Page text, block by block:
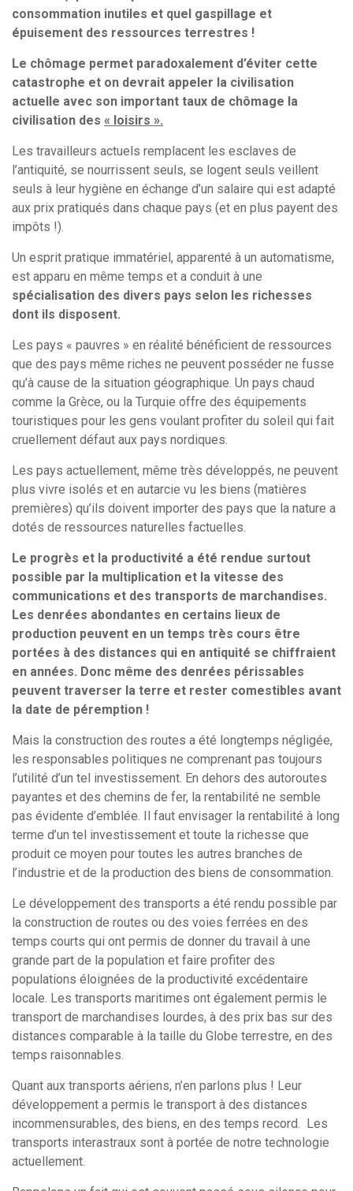
consommation inutiles et quel gaspillage et
épuisement des ressources terrestres !
Le chômage permet paradoxalement d’éviter cette
catastrophe et on devrait appeler la civilisation
actuelle avec son important taux de chômage la
civilisation des « loisirs ».
Les travailleurs actuels remplacent les esclaves de
l’antiquité, se nourrissent seuls, se logent seuls veillent
seuls à leur hygiène en échange d’un salaire qui est adapté
aux prix pratiqués dans chaque pays (et en plus payent des
impôts !).
Un esprit pratique immatériel, apparenté à un automatisme,
est apparu en même temps et a conduit à une
spécialisation des divers pays selon les richesses
dont ils disposent.
Les pays « pauvres » en réalité bénéficient de ressources
que des pays même riches ne peuvent posséder ne fusse
qu’à cause de la situation géographique. Un pays chaud
comme la Grèce, ou la Turquie offre des équipements
touristiques pour les gens voulant profiter du soleil qui fait
cruellement défaut aux pays nordiques.
Les pays actuellement, même très développés, ne peuvent
plus vivre isolés et en autarcie vu les biens (matières
premières) qu’ils doivent importer des pays que la nature a
dotés de ressources naturelles factuelles.
Le progrès et la productivité a été rendue surtout
possible par la multiplication et la vitesse des
communications et des transports de marchandises.
Les denrées abondantes en certains lieux de
production peuvent en un temps très cours être
portées à des distances qui en antiquité se chiffraient
en années. Donc même des denrées périssables
peuvent traverser la terre et rester comestibles avant
la date de péremption !
Mais la construction des routes a été longtemps négligée,
les responsables politiques ne comprenant pas toujours
l’utilité d’un tel investissement. En dehors des autoroutes
payantes et des chemins de fer, la rentabilité ne semble
pas évidente d’emblée. Il faut envisager la rentabilité à long
terme d’un tel investissement et toute la richesse que
produit ce moyen pour toutes les autres branches de
l’industrie et de la production des biens de consommation.
Le développement des transports a été rendu possible par
la construction de routes ou des voies ferrées en des
temps courts qui ont permis de donner du travail à une
grande part de la population et faire profiter des
populations éloignées de la productivité excédentaire
locale. Les transports maritimes ont également permis le
transport de marchandises lourdes, à des prix bas sur des
distances comparable à la taille du Globe terrestre, en des
temps raisonnables.
Quant aux transports aériens, n’en parlons plus ! Leur
développement a permis le transport à des distances
incommensurables, des biens, en des temps record. Les
transports interastraux sont à portée de notre technologie
actuellement.